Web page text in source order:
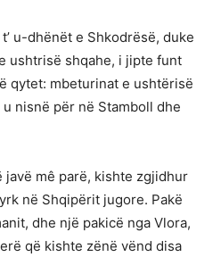
u-dhënët e Shkodrësë, duke
ushtrisë shqahe, i jipte funt
qytet: mbeturinat e ushtërisë
nisnë për në Stamboll dhe
javë mê parë, kishte zgjidhur
në Shqipërit jugore. Pakë
dhe një pakicë nga Vlora,
që kishte zënë vënd disa